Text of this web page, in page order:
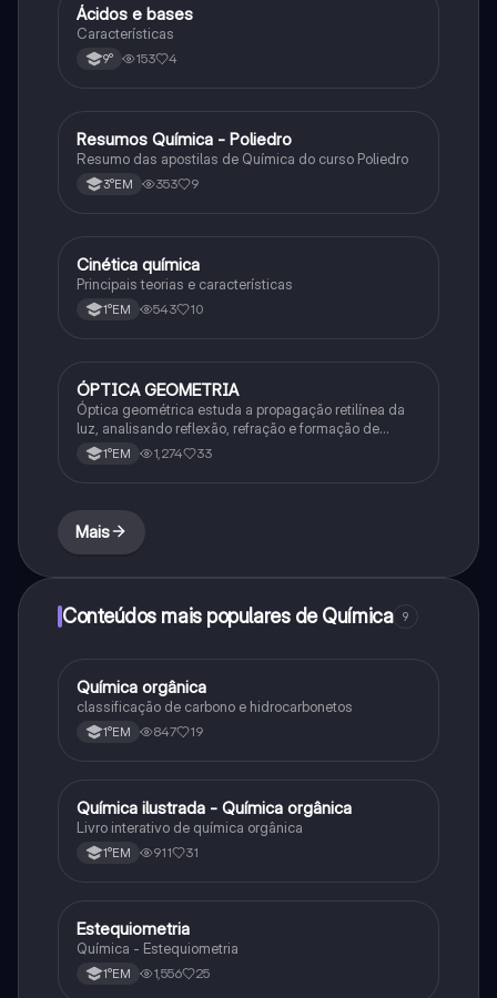
Química
Ácidos e bases
Características
9° 153 4
Química
Resumos Química - Poliedro
Resumo das apostilas de Química do curso Poliedro
3°EM 353 9
Química
Cinética química
Principais teorias e características
1°EM 543 10
Química
ÓPTICA GEOMETRIA
Óptica geométrica estuda a propagação retilínea da
luz, analisando reflexão, refração e formação de
imagens em espelhos e lentes. Usa princípios como
os de Snell-Descartes e Fermat.
1°EM 1,274 33
Mais
Conteúdos mais populares de Química 9
Química
Química orgânica
classificação de carbono e hidrocarbonetos
1°EM 847 19
Química
Química ilustrada - Química orgânica
Livro interativo de química orgânica
1°EM 911 31
Química
Estequiometria
Química - Estequiometria
1°EM 1,556 25